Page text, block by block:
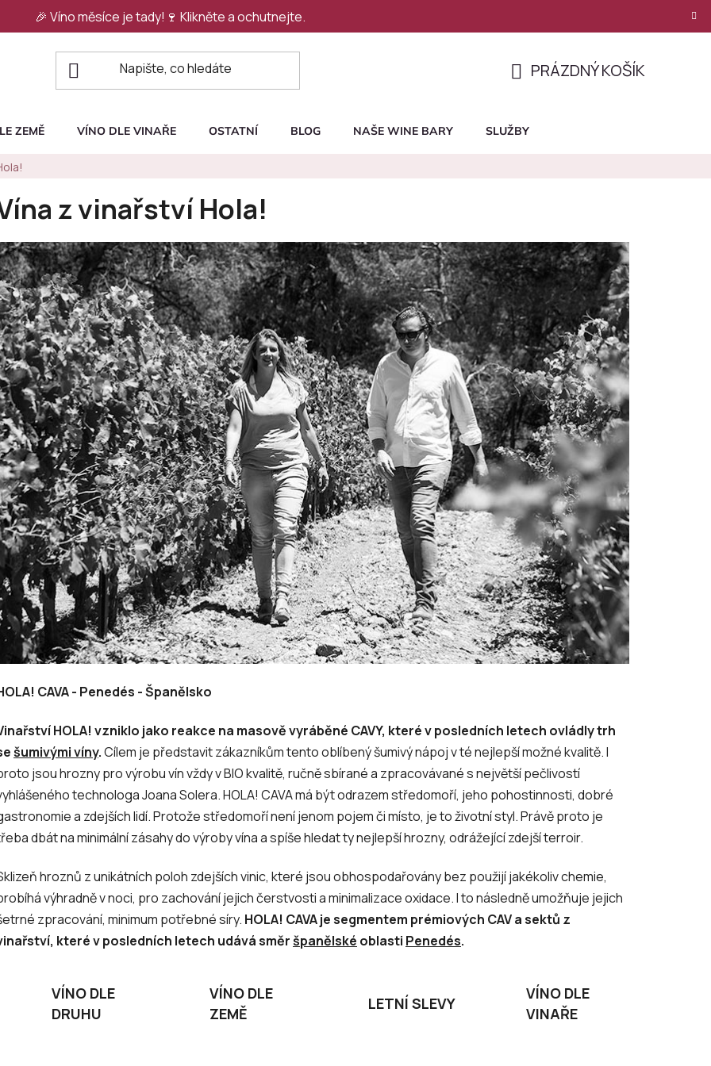
🎉 Víno měsíce je tady!🍷 Klikněte a ochutnejte.
KOŠÍK
PRÁZDNÝ KOŠÍK
ZEMĚ VÍNO DLE VINAŘE OSTATNÍ BLOG NAŠE WINE BARY SLUŽBY
z vinařství Hola!
CAVA - Penedés - Španělsko
HOLA! vzniklo jako reakce na masově vyráběné CAVY, které v posledních letech ovládly trh
šumivými víny.Cílem je představit zákazníkům tento oblíbený šumivý nápoj v té nejlepší možné kvalitě. I
jsou hrozny pro výrobu vín vždy v BIO kvalitě, ručně sbírané a zpracovávané s největší pečlivostí
technologa Joana Solera. HOLA! CAVA má být odrazem středomoří, jeho pohostinnosti, dobré
a zdejších lidí. Protože středomoří není jenom pojem či místo, je to životní styl. Právě proto je
dbát na minimální zásahy do výroby vína a spíše hledat ty nejlepší hrozny, odrážející zdejší terroir.
hroznů z unikátních poloh zdejších vinic, které jsou obhospodařovány bez použijí jakékoliv chemie,
výhradně v noci, pro zachování jejich čerstvosti a minimalizace oxidace. I to následně umožňuje jejich
zpracování, minimum potřebné síry. HOLA! CAVA je segmentem prémiových CAV a sektů z
které v posledních letech udává směršpanělské oblasti Penedés.
VÍNO DLE
DRUHU
VÍNO DLE
ZEMĚ
LETNÍ SLEVY
VÍNO DLE
VINAŘE